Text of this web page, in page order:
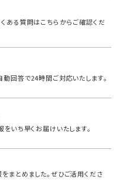
ある質問はこちらからご確認くだ
動回答で24時間ご対応いたします。
をいち早く お届けいたします。
まとめました。ぜひご活用くださ